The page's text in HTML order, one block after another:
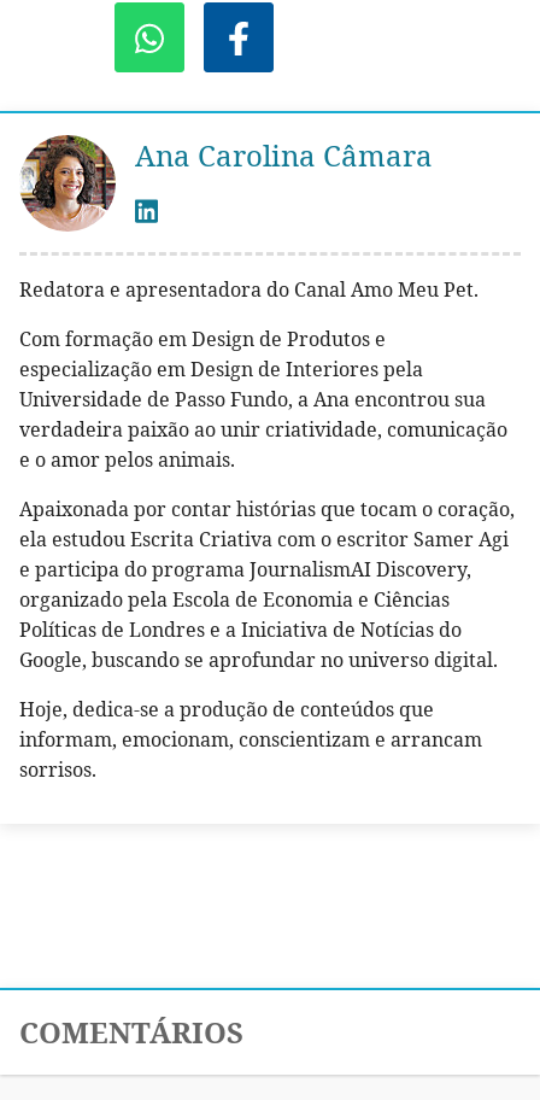
Ana Carolina Câmara
Redatora e apresentadora do Canal Amo Meu Pet.
Com formação em Design de Produtos e
especialização em Design de Interiores pela
Universidade de Passo Fundo, a Ana encontrou sua
verdadeira paixão ao unir criatividade, comunicação
e o amor pelos animais.
Apaixonada por contar histórias que tocam o coração,
ela estudou Escrita Criativa com o escritor Samer Agi
e participa do programa JournalismAI Discovery,
organizado pela Escola de Economia e Ciências
Políticas de Londres e a Iniciativa de Notícias do
Google, buscando se aprofundar no universo digital.
Hoje, dedica-se a produção de conteúdos que
informam, emocionam, conscientizam e arrancam
sorrisos.
COMENTÁRIOS